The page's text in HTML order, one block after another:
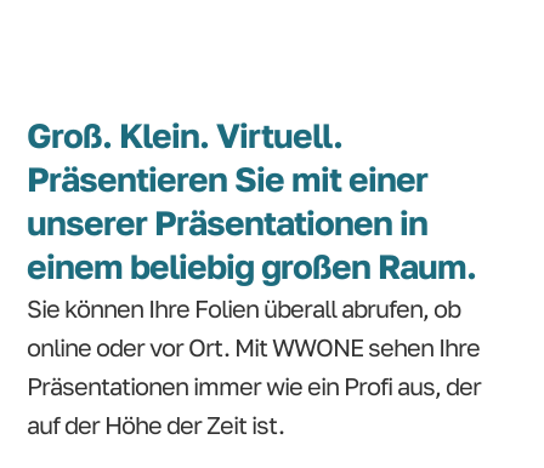
Groß. Klein. Virtuell.
Präsentieren Sie mit einer
unserer Präsentationen in
einem beliebig großen Raum.
Sie können Ihre Folien überall abrufen, ob
online oder vor Ort. Mit WWONE sehen Ihre
Präsentationen immer wie ein Profi aus, der
auf der Höhe der Zeit ist.